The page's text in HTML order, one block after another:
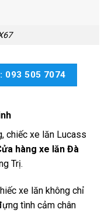
093 505 7074
chiếc xe lăn Lucass
hàng xe lăn Đà
Trị.
xe lăn không chỉ
tình cảm chân